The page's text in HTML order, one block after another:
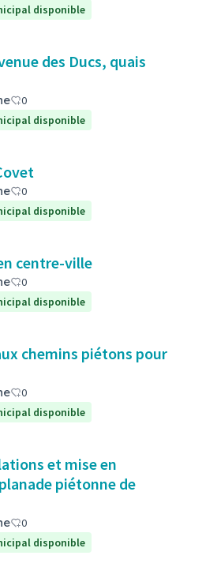
disponible
des Ducs, quais
0
disponible
0
disponible
centre-ville
0
disponible
chemins piétons pour
0
disponible
et mise en
piétonne de
0
disponible